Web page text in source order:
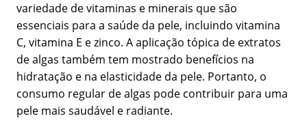
variedade de vitaminas e minerais que são
essenciais para a saúde da pele, incluindo vitamina
C, vitamina E e zinco. A aplicação tópica de extratos
de algas também tem mostrado benefícios na
hidratação e na elasticidade da pele. Portanto, o
consumo regular de algas pode contribuir para uma
pele mais saudável e radiante.